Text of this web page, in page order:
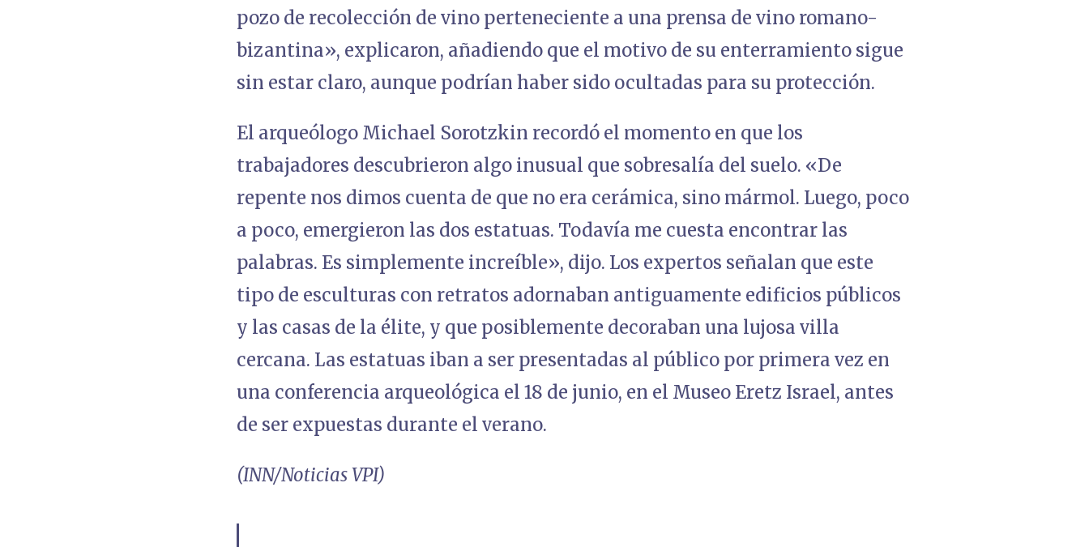
pozo de recolección de vino perteneciente a una prensa de vino romano-
bizantina», explicaron, añadiendo que el motivo de su enterramiento sigue
sin estar claro, aunque podrían haber sido ocultadas para su protección.
El arqueólogo Michael Sorotzkin recordó el momento en que los
trabajadores descubrieron algo inusual que sobresalía del suelo. «De
repente nos dimos cuenta de que no era cerámica, sino mármol. Luego, poco
a poco, emergieron las dos estatuas. Todavía me cuesta encontrar las
palabras. Es simplemente increíble», dijo. Los expertos señalan que este
tipo de esculturas con retratos adornaban antiguamente edificios públicos
y las casas de la élite, y que posiblemente decoraban una lujosa villa
cercana. Las estatuas iban a ser presentadas al público por primera vez en
una conferencia arqueológica el 18 de junio, en el Museo Eretz Israel, antes
de ser expuestas durante el verano.
(INN/Noticias VPI)